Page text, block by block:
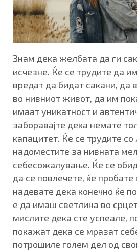
Знам дека желбата да ги
исчезне. Ќе се трудите да
вредат да бидат сакани, да
во нивниот живот, да им
имаат уникатност и
заборавајте дека немате
капацитет. Ќе се трудите
надоместите за нивната
себесожалување. Ќе се
да се повлечете, ќе пробате
надевате дека конечно ќе
е да имаш светлина во
мислите дека сте успеале,
покажат дека се мразат
потрошиле голем дел од